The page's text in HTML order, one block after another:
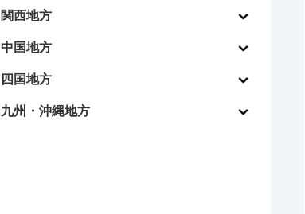
3.9
（105件）
関西地方
中国地方
四国地方
九州・沖縄地方